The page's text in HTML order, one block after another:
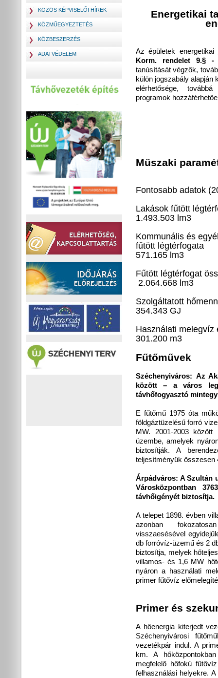
KÖZÖS KÉPVISELŐI HÍREK
KÖZMŰEGYEZTETÉS
KÖZBESZERZÉS
ADATVÉDELEM
Energetikai
Az épületek
Korm. rendelet 9.§
tanúsítását végzők,
külön jogszabály alapján
elérhetősége,
programok
Műszaki
Fontosabb adatok
Lakások
1.493.503 lm3
Kommunális és
fűtött
571.165 lm3
Fűtött
2.064.668 lm3
354.343 GJ
301.200 m3
Fűtőművek
Széchenyiváros: Az
között – a város
távhőfogyasztó
E fűtőmű 1975 óta
földgáztüzelésű forró
MW. 2001-2003 között
üzembe, amelyek
biztosítják. A
teljesítményük összesen
Árpádváros: A Szultán
Városközpontban
távhőigényét biztosítja.
A telepet 1898. évben
azonban
visszaesésével
db forróvíz-üzemű és 2
biztosítja, melyek
villamos- és 1,6 MW
nyáron a használati
primer fűtővíz
Primer és
A hőenergia kiterjedt
Széchenyivárosi
vezetékpár indul. A
km. A
megfelelő hőfokú
felhasználási helyekre.